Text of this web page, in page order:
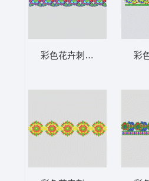
彩色花卉刺绣图案 条带状彩